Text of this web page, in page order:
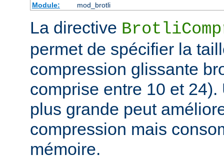
Module:
mod_brotli
La directive
permet de spécifier la
compression glissante
comprise entre 10 et
plus grande peut
compression mais
mémoire.